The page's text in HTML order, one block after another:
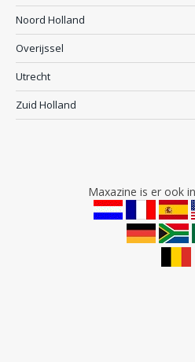
Noord Holland
Overijssel
Utrecht
Zuid Holland
Maxazine is er ook